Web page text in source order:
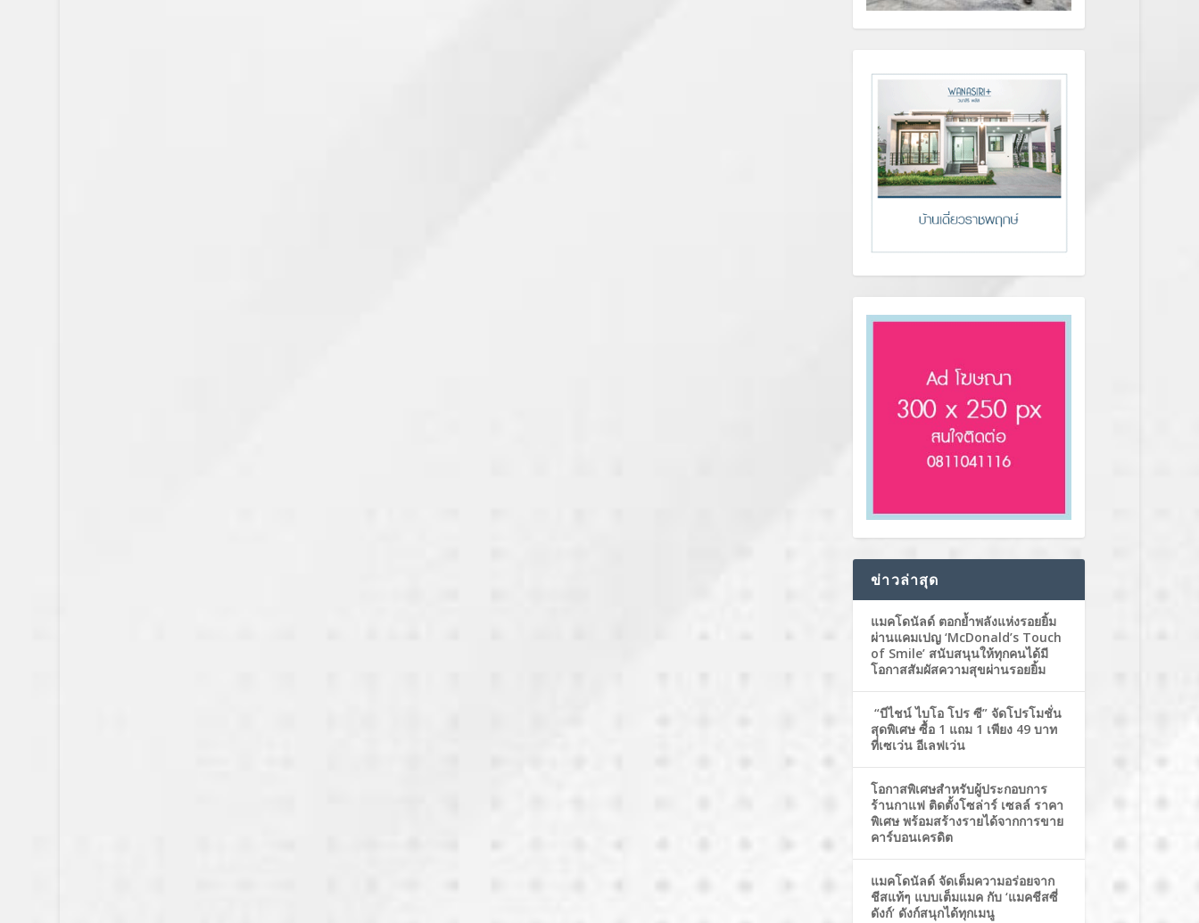
ข่าวล่าสุด
แมคโดนัลด์ ตอกย้ำพลังแห่งรอยยิ้ม
ผ่านแคมเปญ ‘McDonald’s Touch
of Smile’ สนับสนุนให้ทุกคนได้มี
โอกาสสัมผัสความสุขผ่านรอยยิ้ม
“บีไชน์ ไบโอ โปร ซี” จัดโปรโมชั่น
สุดพิเศษ ซื้อ 1 แถม 1 เพียง 49 บาท
ที่เซเว่น อีเลฟเว่น
โอกาสพิเศษสำหรับผู้ประกอบการ
ร้านกาแฟ ติดตั้งโซล่าร์ เซลล์ ราคา
พิเศษ พร้อมสร้างรายได้จากการขาย
คาร์บอนเครดิต
แมคโดนัลด์ จัดเต็มความอร่อยจาก
ชีสแท้ๆ แบบเต็มแมค กับ ‘แมคชีสซี่
ดังก์’ ดังก์สนุกได้ทุกเมนู